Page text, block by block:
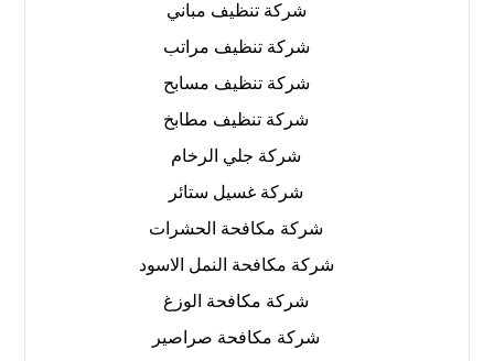
شركة تنظيف مباني
شركة تنظيف مراتب
شركة تنظيف مسابح
شركة تنظيف مطابخ
شركة جلي الرخام
شركة غسيل ستائر
شركة مكافحة الحشرات
شركة مكافحة النمل الاسود
شركة مكافحة الوزغ
شركة مكافحة صراصير